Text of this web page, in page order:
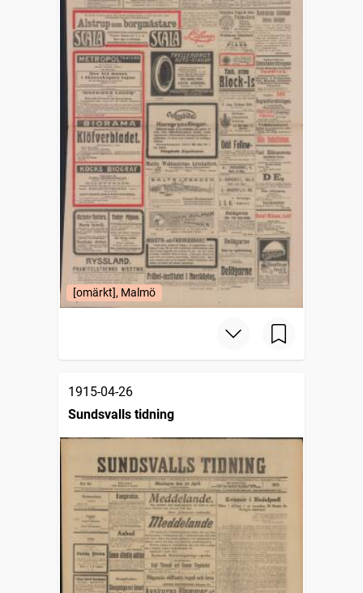
[omärkt], Malmö
1915-04-26
Sundsvalls tidning